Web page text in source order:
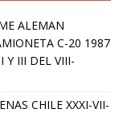
ALEMAN
C-20 1987
Y III DEL VIII-
CHILE XXXI-VII-